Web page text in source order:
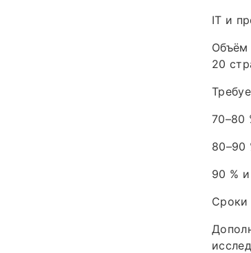
IT и
Объём
20
70–80
80–90
90 %
Сроки